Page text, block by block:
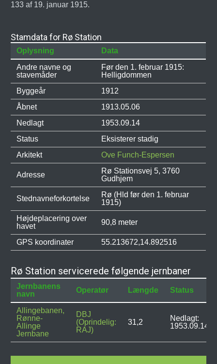
133 af 19. januar 1915.
Stamdata for Rø Station
Oplysning
Data
Andre navne og
stavemåder
Før den 1. februar 1915:
Helligdommen
Byggeår
1912
Åbnet
1913.05.06
Nedlagt
1953.09.14
Status
Eksisterer stadig
Arkitekt
Ove Funch-Espersen
Adresse
Rø Stationsvej 5, 3760
Gudhjem
Stednavneforkortelse
Rø (Hld før den 1. februar
1915)
Højdeplacering over
havet
90,8 meter
GPS koordinater 55.213672,14.892516
Rø Station servicerede følgende jernbaner
Jernbanens
navn
Operatør Længde Status
Allingebanen,
Rønne-
Allinge
Jernbane
DBJ
(Oprindelig:
RAJ)
31,2
Nedlagt:
1953.09.14